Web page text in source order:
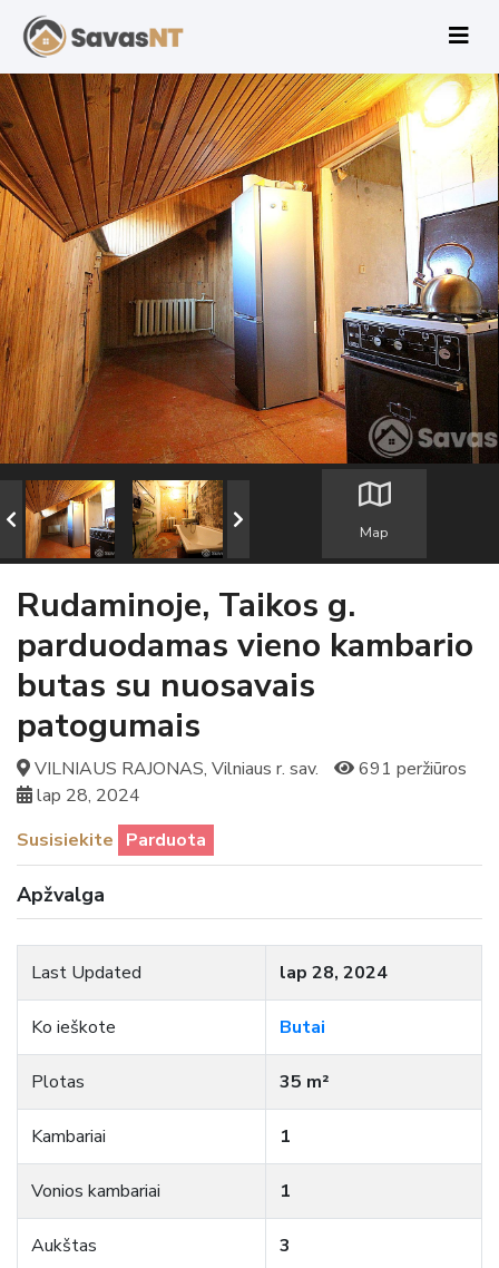
Map
Rudaminoje, Taikos g.
parduodamas vieno kambario
butas su nuosavais
patogumais
VILNIAUS RAJONAS, Vilniaus r. sav.
691 peržiūros
lap 28, 2024
Susisiekite Parduota
Apžvalga
Last Updated lap 28, 2024
Ko ieškote Butai
Plotas 35 m²
Kambariai 1
Vonios kambariai 1
Aukštas 3